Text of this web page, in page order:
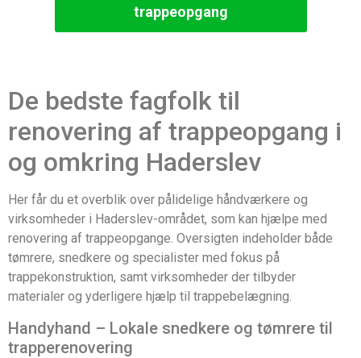
trappeopgang
De bedste fagfolk til
renovering af trappeopgang i
og omkring Haderslev
Her får du et overblik over pålidelige håndværkere og
virksomheder i Haderslev-området, som kan hjælpe med
renovering af trappeopgange. Oversigten indeholder både
tømrere, snedkere og specialister med fokus på
trappekonstruktion, samt virksomheder der tilbyder
materialer og yderligere hjælp til trappebelægning.
Handyhand – Lokale snedkere og tømrere til
trapperenovering